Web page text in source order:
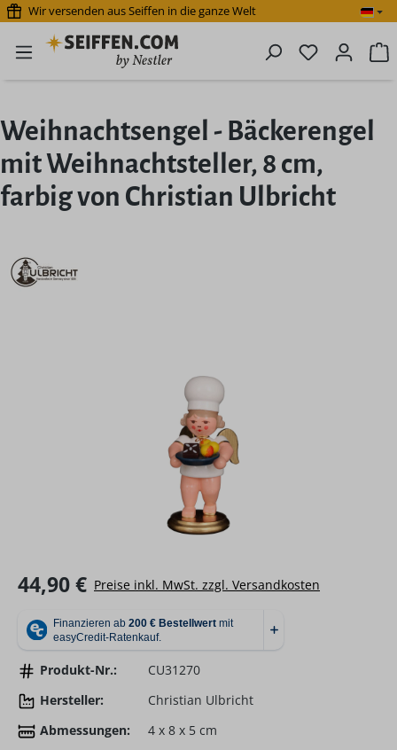
Zum Hauptinhalt springen
Wir versenden aus Seiffen in die ganze Welt
Du hast 0
Weihnachtsengel - Bäckerengel
mit Weihnachtsteller, 8 cm,
farbig von Christian Ulbricht
Regulärer Preis:
44,90 € Preise inkl. MwSt. zzgl. Versandkosten
Produkt-Nr.:
CU31270
Hersteller:
Christian Ulbricht
Abmessungen:
4 x 8 x 5 cm